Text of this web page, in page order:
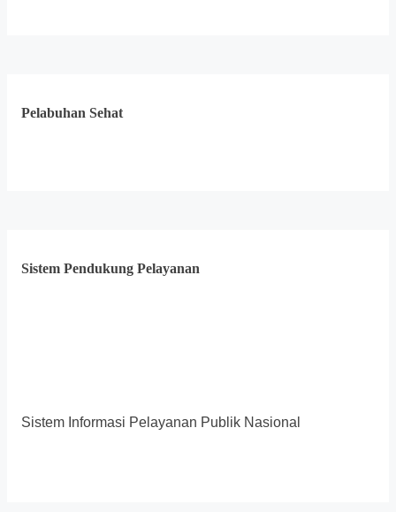
Pelabuhan Sehat
Sistem Pendukung Pelayanan
Sistem Informasi Pelayanan Publik Nasional